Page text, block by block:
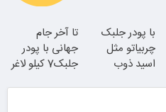
با تخفیف ویژه
با پودر جلبک
چربیاتو مثل
اسید ذوب
تا آخر جام
جهانی با پودر
جلبک7 کیلو لاغر